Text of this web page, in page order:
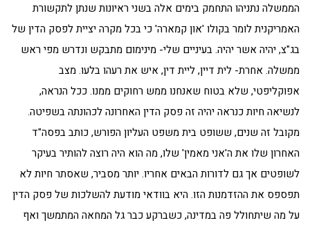
הממשלה נתניהו התחמק בימים אלה בשני ראיונות שנתן לתקשורת
האמריקנית לומר בקולו 'און קמארה' כי בכל מקרה יציית לפסק הדין של
בג"צ, יהיה אשר יהיה. בעיניים שלי- מינימום מתבקש ונדרש מפי ראש
ממשלה. אחרת- לית דיין, ליית דין, איש את רעהו בלעו. מצב
אפוקליפטי, שלא בטוח שאנחנו ממש רחוקים ממנו. ככל הנראה,
לנשיאה חיות כנראה יהיה זה פסק הדין האחרונה לכהונתה בשפיטה.
מקובל זה שנים, ששופט בית משפט העליון הפורש, כותב בפסה"ד
האחרון שלו את ה'אני מאמין' שלו, מה הוא היה רוצה להותיר בעיקר
לשופטים אך גם לדורות הבאים אחריו. יותר מסביר, שאסתר חיות לא
תפספס את ההזדמנות הזו. היא בוודאי מודעת להשלכות של פסק הדין
על מה שיתחולל פה במדינה, כשברקע כבר גל המחאה המתמשך ואף